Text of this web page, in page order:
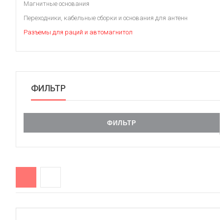
Магнитные основания
Переходники, кабельные сборки и основания для антенн
Разъемы для раций и автомагнитол
ФИЛЬТР